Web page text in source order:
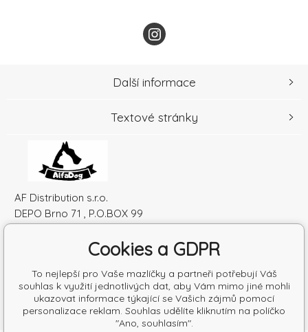
AF Distribution s.r.o.
DEPO Brno 71 , P.O.BOX 99
Česká republika
DIČ: SK2120864328
Další informace
Textové stránky
Cookies a GDPR
To nejlepší pro Vaše mazlíčky a partneři potřebují Váš
souhlas k využití jednotlivých dat, aby Vám mimo jiné mohli
ukazovat informace týkající se Vašich zájmů pomocí
personalizace reklam. Souhlas udělíte kliknutím na políčko
"Ano, souhlasím".